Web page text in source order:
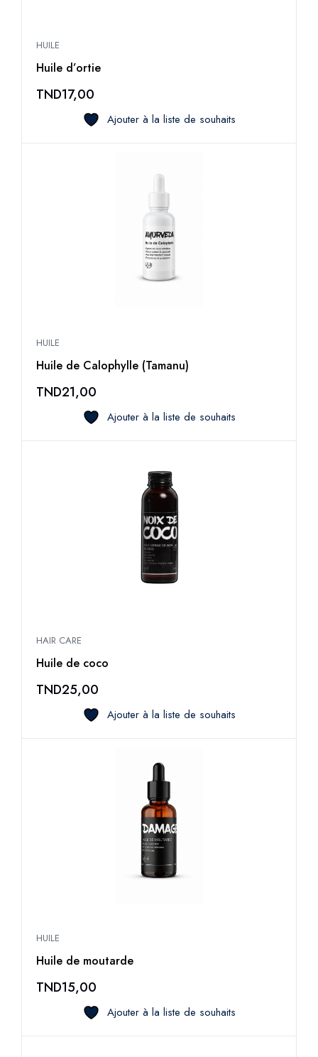
HUILE
Huile d’ortie
TND17,00
Ajouter à la liste de souhaits
HUILE
Huile de Calophylle (Tamanu)
TND21,00
Ajouter à la liste de souhaits
HAIR CARE
Huile de coco
TND25,00
Ajouter à la liste de souhaits
HUILE
Huile de moutarde
TND15,00
Ajouter à la liste de souhaits